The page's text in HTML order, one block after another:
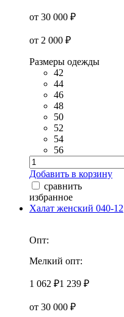
от 30 000 ₽
от 2 000 ₽
Размеры одежды
42
44
46
48
50
52
54
56
Добавить в корзину
сравнить
избранное
Халат женский 040-12
Опт:
Мелкий опт:
1 062 ₽1 239 ₽
от 30 000 ₽